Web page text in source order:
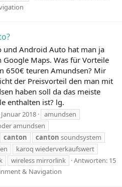
und Android Auto hat man ja
Google Maps. Was für Vorteile
650€ teuren Amundsen? Mir
der Preisvorteil den man mit
haben soll da das meiste
enthalten ist? lg.
Januar 2018
amundsen
amundsen
canton canton soundsystem
karoq wiederverkaufswert
wireless mirrorlink
Antworten: 15
& Navigation